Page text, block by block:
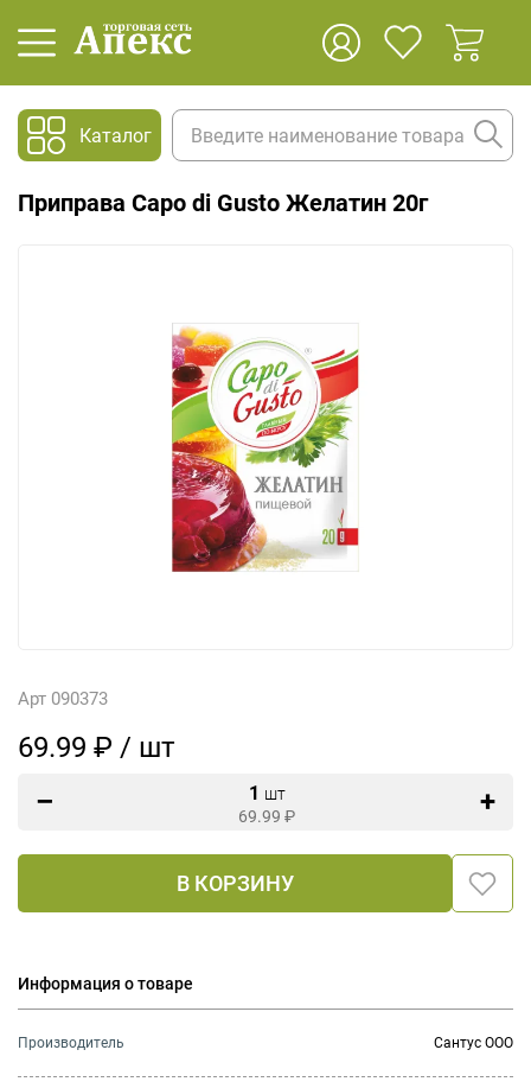
Каталог
Приправа Capo di Gusto Желатин 20г
Арт 090373
69.99 ₽ / шт
1 шт
69.99 ₽
В КОРЗИНУ
Информация о товаре
Производитель Сантус ООО